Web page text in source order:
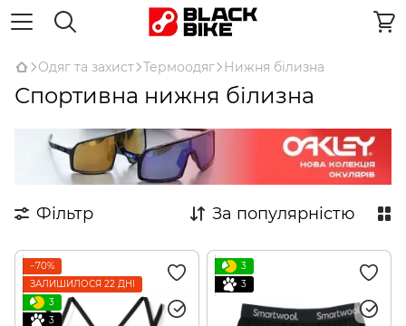
Одяг та захист Термоодяг Нижня білизна
Спортивна нижня білизна
Фільтр За популярністю
−70%
ЗАЛИШИЛОСЯ 22 ДНІ
3
3
3
3